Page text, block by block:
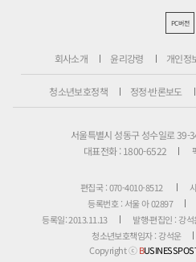
PC버전
회사소개 윤리강령 개인정
청소년보호정책 정정·반론보도
서울특별시 성동구 성수일로 39-
대표전화 : 1800-6522
편집국 : 070-4010-8512
등록번호 : 서울 아 02897
등록일: 2013.11.13
발행·편집인 : 강석
청소년보호책임자 : 강석운
Copyright ⓒB